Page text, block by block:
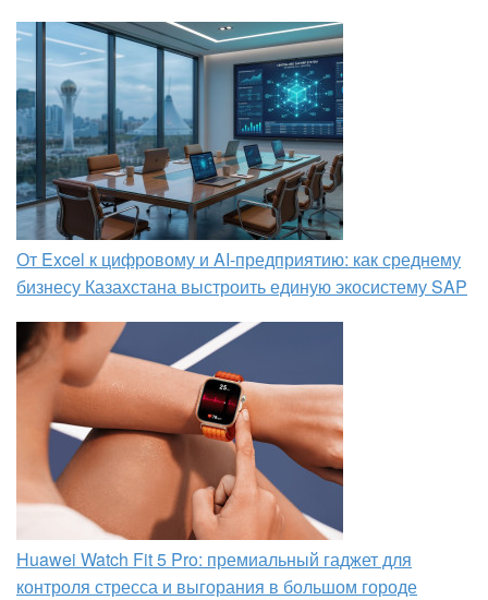
От Excel к цифровому и AI‑предприятию: как среднему
бизнесу Казахстана выстроить единую экосистему SAP
Huawei Watch Fit 5 Pro: премиальный гаджет для
контроля стресса и выгорания в большом городе